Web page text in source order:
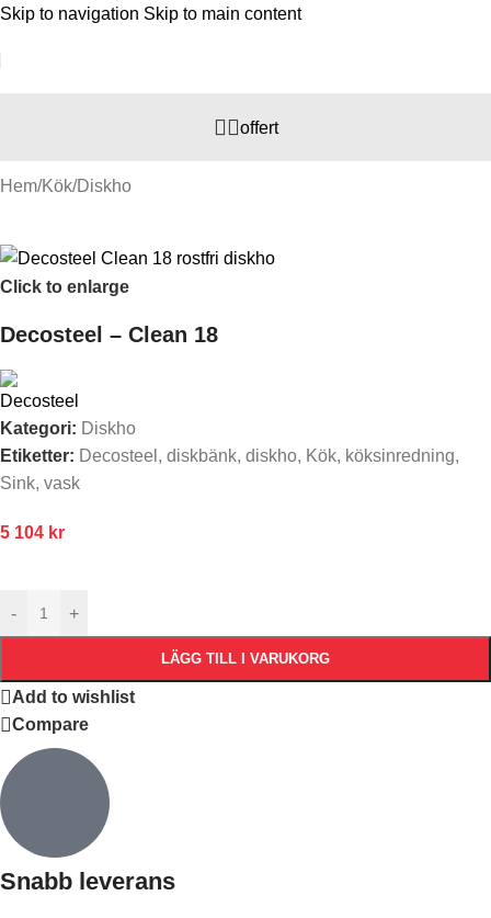
Skip to navigation Skip to main content
offert
Hem/Kök/Diskho
Click to enlarge
Decosteel – Clean 18
Kategori: Diskho
Etiketter: Decosteel , diskbänk, diskho, Kök, köksinredning,
Sink, vask
5 104 kr
- +
LÄGG TILL I VARUKORG
Add to wishlist
Compare
Snabb leverans​